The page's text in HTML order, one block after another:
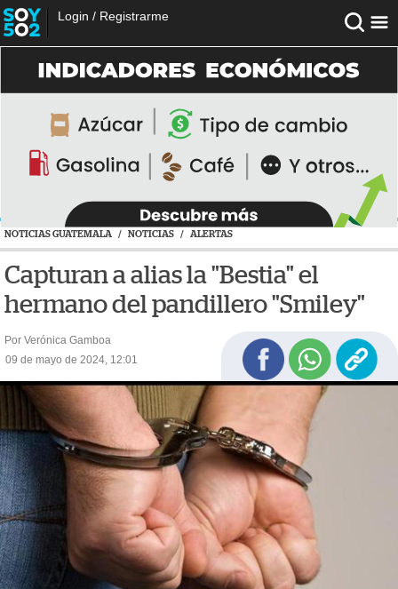
Login / Registrarme
NOTICIAS GUATEMALA / NOTICIAS / ALERTAS
Capturan a alias la "Bestia" el
hermano del pandillero "Smiley"
Por Verónica Gamboa
09 de mayo de 2024, 12:01